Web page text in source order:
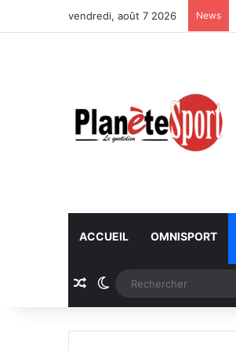
vendredi, août 7 2026 News
ACCUEIL OMNISPORT
Article Aléatoire
Switch skin